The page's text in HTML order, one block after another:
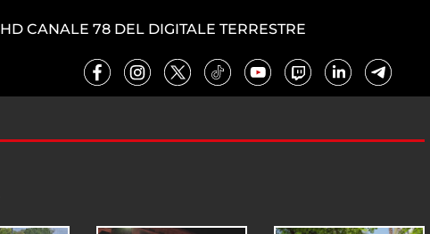
CANALE 78 DEL DIGITALE TERRESTRE